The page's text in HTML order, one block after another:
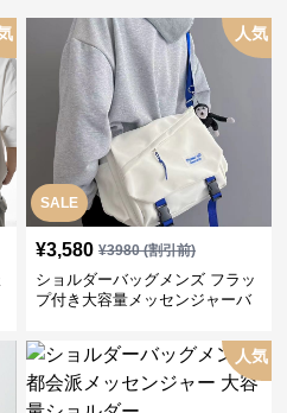
SALE
人気
¥3,580 ¥3980(割引前)
ショルダーバッグメンズ フラッ
プ付き大容量メッセンジャーバ
人気